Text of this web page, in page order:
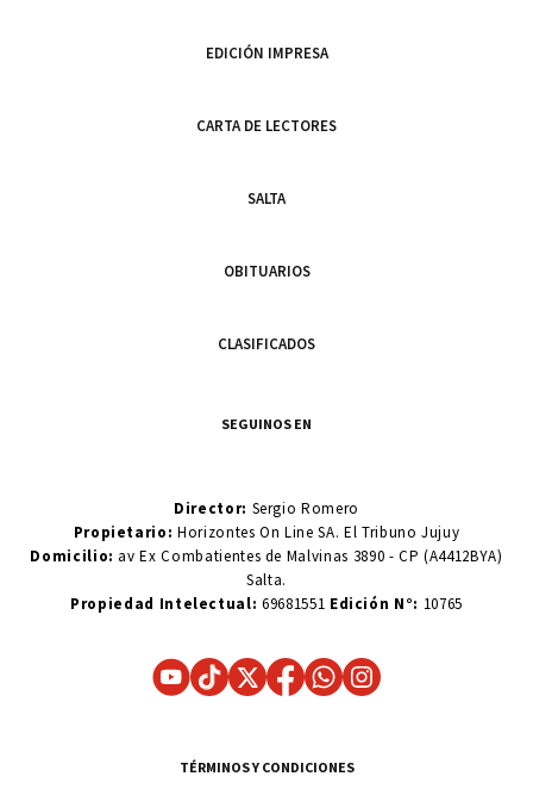
EDICIÓN IMPRESA
CARTA DE LECTORES
SALTA
OBITUARIOS
CLASIFICADOS
SEGUINOS EN
Director: Sergio Romero
Propietario:Horizontes On Line SA. El Tribuno Jujuy
Domicilio: av Ex Combatientes de Malvinas 3890 - CP (A4412BYA)
Salta.
Propiedad Intelectual: 69681551 Edición N°: 10765
TÉRMINOS Y CONDICIONES